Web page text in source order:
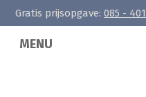
Gratis prijsopgave:085 -
MENU